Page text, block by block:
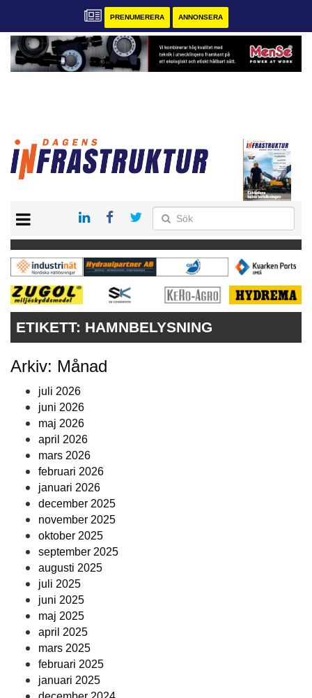
PRENUMERERA ANNONSERA
KONTAKT
VÅRA ANDRA MAGASIN
PRENUMERERA
ANNONSERA
ETIKETT: HAMNBELYSNING
Arkiv: Månad
juli 2026
juni 2026
maj 2026
april 2026
mars 2026
februari 2026
januari 2026
december 2025
november 2025
oktober 2025
september 2025
augusti 2025
juli 2025
juni 2025
maj 2025
april 2025
mars 2025
februari 2025
januari 2025